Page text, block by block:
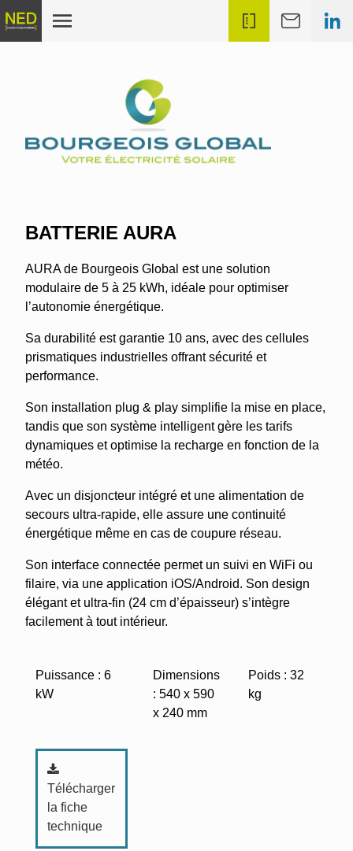
BATTERIE AURA
AURA de Bourgeois Global est une solution
modulaire de 5 à 25 kWh, idéale pour optimiser
l’autonomie énergétique.
Sa durabilité est garantie 10 ans, avec des cellules
prismatiques industrielles offrant sécurité et
performance.
Son installation plug & play simplifie la mise en place,
tandis que son système intelligent gère les tarifs
dynamiques et optimise la recharge en fonction de la
météo.
Avec un disjoncteur intégré et une alimentation de
secours ultra-rapide, elle assure une continuité
énergétique même en cas de coupure réseau.
Son interface connectée permet un suivi en WiFi ou
filaire, via une application iOS/Android. Son design
élégant et ultra-fin (24 cm d’épaisseur) s’intègre
facilement à tout intérieur.
Puissance : 6
kW
Dimensions
: 540 x 590
x 240 mm
Poids : 32
kg
Télécharger
la fiche
technique